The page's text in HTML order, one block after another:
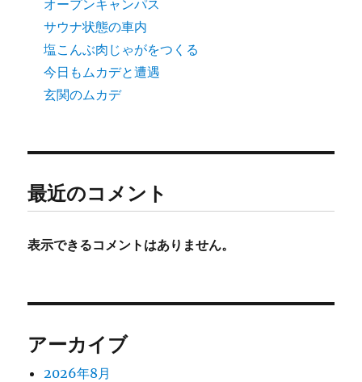
オープンキャンパス
サウナ状態の車内
塩こんぶ肉じゃがをつくる
今日もムカデと遭遇
玄関のムカデ
最近のコメント
表示できるコメントはありません。
アーカイブ
2026年8月